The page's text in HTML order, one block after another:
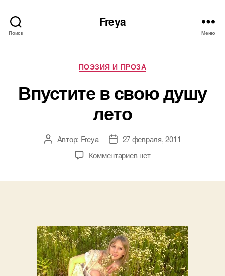
Поиск
Freya
Меню
Рубрики
ПОЭЗИЯ И ПРОЗА
Впустите в свою душу
лето
АвторАвтор: Freya
Дата27 февраля, 2011
Комментариевк
нет